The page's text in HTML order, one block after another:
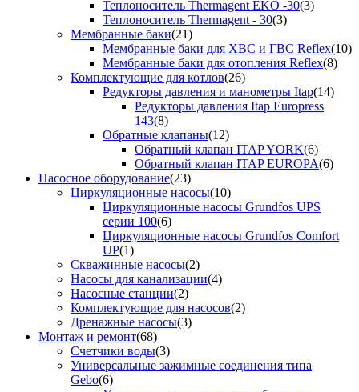
Теплоноситель Thermagent EKO -30(3)
Теплоноситель Thermagent - 30(3)
Мембранные баки(21)
Мембранные баки для ХВС и ГВС Reflex(10)
Мембранные баки для отопления Reflex(8)
Комплектующие для котлов(26)
Редукторы давления и манометры Itap(14)
Редукторы давления Itap Europress
143(8)
Обратные клапаны(12)
Обратный клапан ITAP YORK(6)
Обратный клапан ITAP EUROPA(6)
Насосное оборудование(23)
Циркуляционные насосы(10)
Циркуляционные насосы Grundfos UPS
серии 100(6)
Циркуляционные насосы Grundfos Comfort
UP(1)
Скважинные насосы(2)
Насосы для канализации(4)
Насосные станции(2)
Комплектующие для насосов(2)
Дренажные насосы(3)
Монтаж и ремонт(68)
Счетчики воды(3)
Универсальные зажимные соединения типа
Gebo(6)